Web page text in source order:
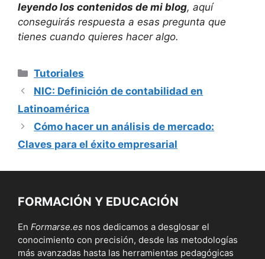
leyendo los contenidos de mi blog, aquí
conseguirás respuesta a esas pregunta que
tienes cuando quieres hacer algo.
Categorías
Tutoriales
NIC: Definición de contabilidad en
Latinoamérica
Cómo hacer un análisis de mercado:
Claves para el éxito empresarial
FORMACIÓN Y EDUCACIÓN
En Formarse.es nos dedicamos a desglosar el
conocimiento con precisión, desde las metodologías
más avanzadas hasta las herramientas pedagógicas